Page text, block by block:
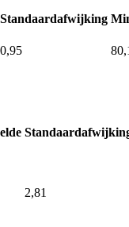
Standaardafwijking
0,95
2,81